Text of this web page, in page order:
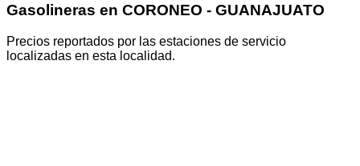
Gasolineras en CORONEO - GUANAJUATO
Precios reportados por las estaciones de servicio
localizadas en esta localidad.